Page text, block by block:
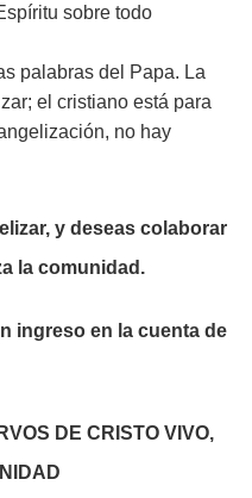
sobre todo
palabras del Papa. La
el cristiano está para
no hay
y deseas colaborar
la comunidad.
ingreso en la cuenta de
DE CRISTO VIVO,